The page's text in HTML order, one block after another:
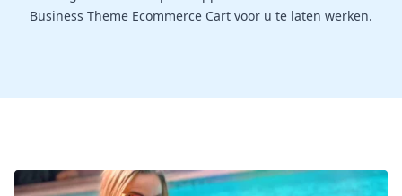
Business Theme Ecommerce Cart voor u te laten werken.